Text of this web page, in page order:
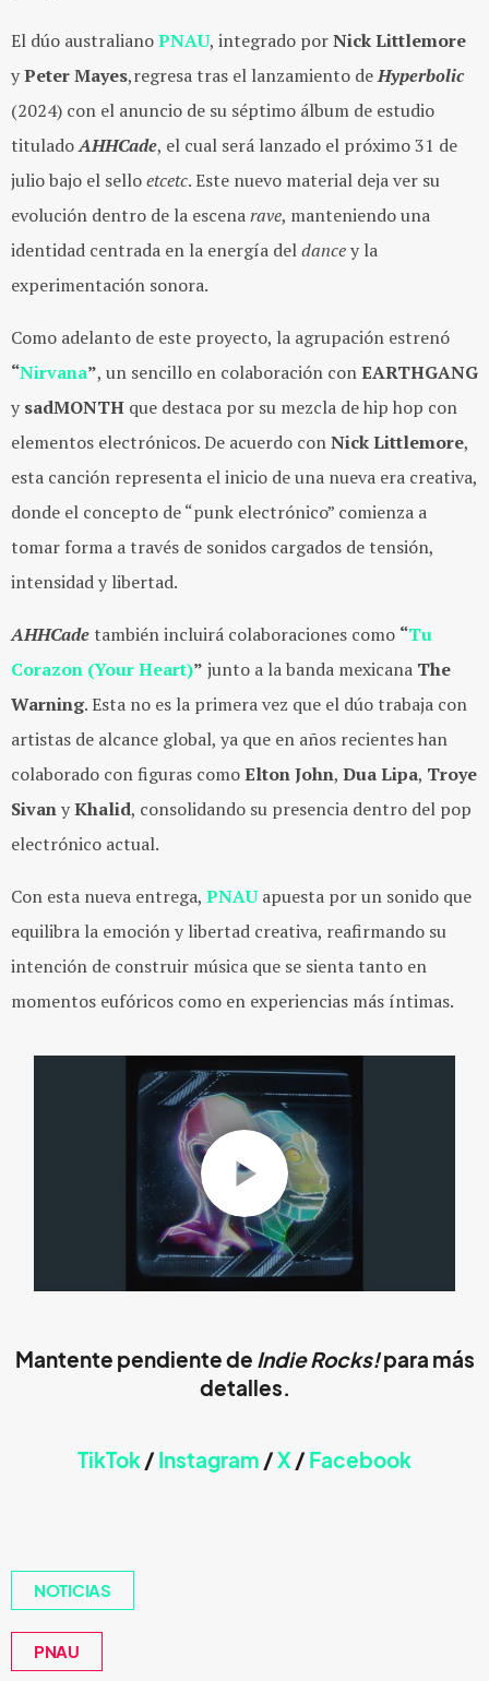
El dúo australianoPNAU, integrado porNick Littlemore
yPeter Mayes,regresa tras el lanzamiento deHyperbolic
(2024) con el anuncio de su séptimo álbum de estudio
tituladoAHHCade, el cual será lanzado el próximo 31 de
julio bajo el selloetcetc. Este nuevo material deja ver su
evolución dentro de la escenarave, manteniendo una
identidad centrada en la energía deldancey la
experimentación sonora.
Como adelanto de este proyecto, la agrupación estrenó
“Nirvana”, un sencillo en colaboración conEARTHGANG
y sadMONTH que destaca por su mezcla de hip hop con
elementos electrónicos. De acuerdo conNick Littlemore,
esta canción representa el inicio de una nueva era creativa,
donde el concepto de “punk electrónico” comienza a
tomar forma a través de sonidos cargados de tensión,
intensidad y libertad.
AHHCade también incluirá colaboraciones como “Tu
Corazon (Your Heart)” junto a la banda mexicana The
Warning. Esta no es la primera vez que el dúo trabaja con
artistas de alcance global, ya que en años recientes han
colaborado con figuras comoElton John, Dua Lipa, Troye
SivanyKhalid, consolidando su presencia dentro del pop
electrónico actual.
Con esta nueva entrega, PNAUapuesta por un sonido que
equilibra la emoción y libertad creativa, reafirmando su
intención de construir música que se sienta tanto en
momentos eufóricos como en experiencias más íntimas.
Mantente pendiente de Indie Rocks!para más
detalles.
TikTok/ Instagram /X / Facebook
NOTICIAS
PNAU